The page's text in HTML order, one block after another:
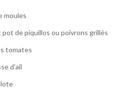
moules
de piquillos ou poivrons grillés
tomates
d'ail